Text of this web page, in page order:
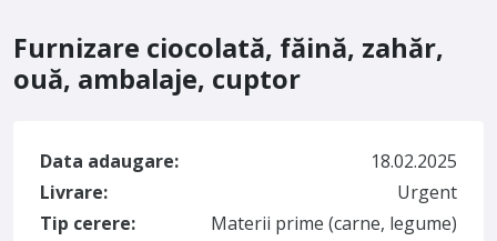
Furnizare ciocolată, făină, zahăr,
ouă, ambalaje, cuptor
Data adaugare:
18.02.2025
Livrare:
Urgent
Tip cerere:
Materii prime (carne, legume)